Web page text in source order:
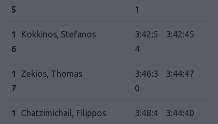
5
1
1
6
Kokkinos, Stefanos
3:42:5
4
3:42:45
1
7
Zekios, Thomas
3:46:3
0
3:44:47
1
Chatzimichail, Filippos
3:48:4
3:44:40